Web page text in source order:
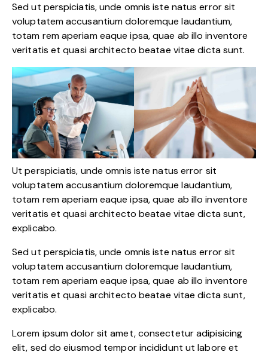
Sed ut perspiciatis, unde omnis iste natus error sit
voluptatem accusantium doloremque laudantium,
totam rem aperiam eaque ipsa, quae ab illo inventore
veritatis et quasi architecto beatae vitae dicta sunt.
Ut perspiciatis, unde omnis iste natus error sit
voluptatem accusantium doloremque laudantium,
totam rem aperiam eaque ipsa, quae ab illo inventore
veritatis et quasi architecto beatae vitae dicta sunt,
explicabo.
Sed ut perspiciatis, unde omnis iste natus error sit
voluptatem accusantium doloremque laudantium,
totam rem aperiam eaque ipsa, quae ab illo inventore
veritatis et quasi architecto beatae vitae dicta sunt,
explicabo.
Lorem ipsum dolor sit amet, consectetur adipisicing
elit, sed do eiusmod tempor incididunt ut labore et